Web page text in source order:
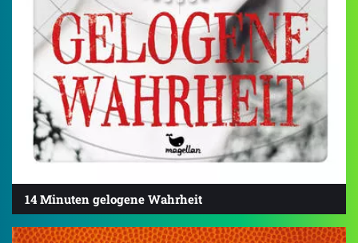
14 Minuten gelogene Wahrheit